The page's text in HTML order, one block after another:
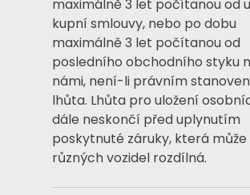
maximálně 3 let počítanou od
kupní smlouvy, nebo po dobu
maximálně 3 let počítanou od
posledního obchodního styku
námi, není-li právním
lhůta. Lhůta pro uložení
dále neskončí před uplynutím
poskytnuté záruky, která
různých vozidel rozdílná.